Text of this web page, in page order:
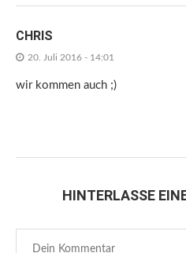
CHRIS
20. Juli 2016 - 14:01
wir kommen auch ;)
HINTERLASSE